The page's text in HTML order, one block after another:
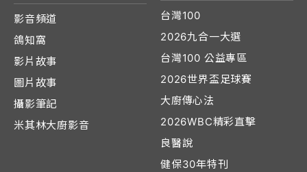
影音頻道
鴿知窩
影片故事
圖片故事
攝影筆記
米其林大廚影音
台灣100
2026九合一大選
台灣100 公益專區
2026世界盃足球賽
大廚傳心法
2026WBC精彩直擊
良醫說
健保30年特刊